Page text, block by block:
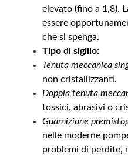
elevato (fino a 1,8).
essere
che si spenga.
Tipo di sigillo:
Tenuta meccanica
non cristallizzanti.
Doppia tenuta
tossici, abrasivi o
Guarnizione
nelle moderne
problemi di perdite,